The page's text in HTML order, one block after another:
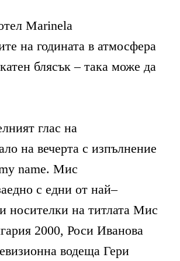
Marinela
на годината в атмосфера
блясък– така може да
глас на
на вечерта с изпълнение
name. Мис
с едни от най–
носителки на титлата Мис
2000, Роси Иванова
водеща Гери